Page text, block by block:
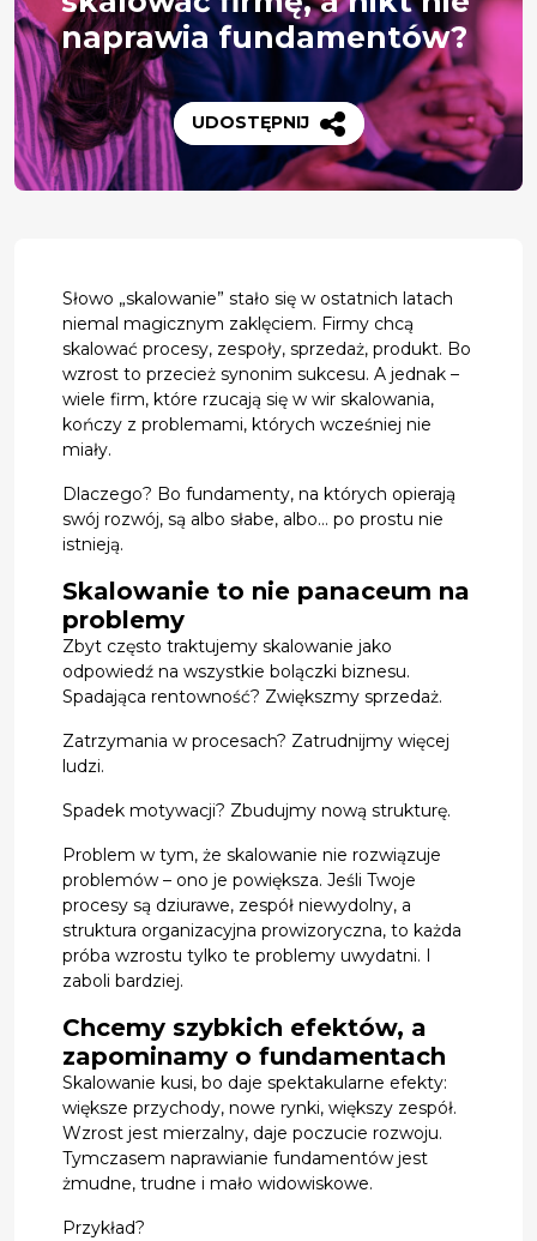
naprawia fundamentów?
UDOSTĘPNIJ
Słowo „skalowanie” stało się w ostatnich latach
niemal magicznym zaklęciem. Firmy chcą
skalować procesy, zespoły, sprzedaż, produkt. Bo
wzrost to przecież synonim sukcesu. A jednak –
wiele firm, które rzucają się w wir skalowania,
kończy z problemami, których wcześniej nie
miały.
Dlaczego? Bo fundamenty, na których opierają
swój rozwój, są albo słabe, albo… po prostu nie
istnieją.
Skalowanie to nie panaceum na
problemy
Zbyt często traktujemy skalowanie jako
odpowiedź na wszystkie bolączki biznesu.
Spadająca rentowność? Zwiększmy sprzedaż.
Zatrzymania w procesach? Zatrudnijmy więcej
ludzi.
Spadek motywacji? Zbudujmy nową strukturę.
Problem w tym, że skalowanie nie rozwiązuje
problemów – ono je powiększa. Jeśli Twoje
procesy są dziurawe, zespół niewydolny, a
struktura organizacyjna prowizoryczna, to każda
próba wzrostu tylko te problemy uwydatni. I
zaboli bardziej.
Chcemy szybkich efektów, a
zapominamy o fundamentach
Skalowanie kusi, bo daje spektakularne efekty:
większe przychody, nowe rynki, większy zespół.
Wzrost jest mierzalny, daje poczucie rozwoju.
Tymczasem naprawianie fundamentów jest
żmudne, trudne i mało widowiskowe.
Przykład?